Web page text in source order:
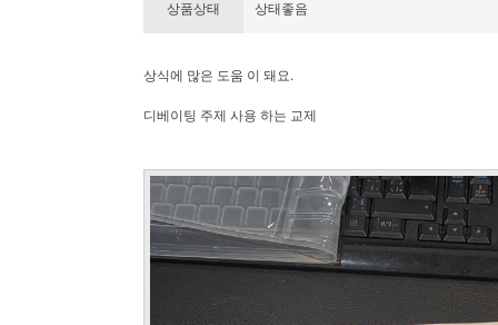
상품상태 상태좋음
상식에 많은 도움 이 돼요.
디베이팅 주제 사용 하는 교제